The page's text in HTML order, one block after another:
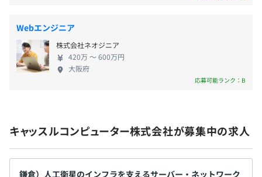
・GW休暇
・夏季休暇
・年末年始休暇
・慶弔休暇
・通勤手当（月2.5万円まで全額支給）
・住宅手当
福利厚生（数値実績） エンジニアがパフォーマンス
を維持し、長期的に就業できるよう、客観的な数値
に基づいた環境整備を行っています。 休日・休暇
年間休日128日、完全土日祝休み。 住居支援制度
て通勤負荷と家賃負担を大きく減らすことが可能で
す。
Webエンジニア
株式会社ネオジニア
420万 〜 600万円
大阪府
応募可能ランク：B
キャッスルコンピューター株式会社が募集中の求人
鎌倉）人工衛星のインフラを支えるサーバー・ネットワーク